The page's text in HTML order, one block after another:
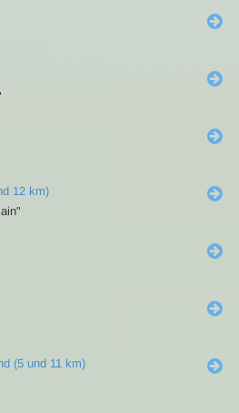
12 km)
(5 und 11 km)